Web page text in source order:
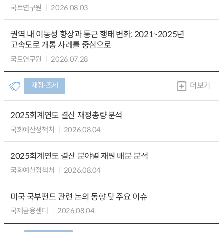
국토연구원 2026.08.03
권역 내 이동성 향상과 통근 행태 변화: 2021~2025년
고속도로 개통 사례를 중심으로
국토연구원 2026.07.28
재정∙조세 더보기
2025회계연도 결산 재정총량 분석
국회예산정책처 2026.08.04
2025회계연도 결산 분야별 재원 배분 분석
국회예산정책처 2026.08.04
미국 국부펀드 관련 논의 동향 및 주요 이슈
국제금융센터 2026.08.04